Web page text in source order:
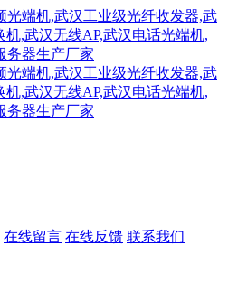
在线留言 在线反馈 联系我们